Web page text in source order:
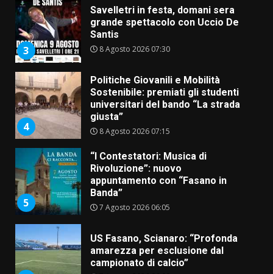
3
Savelletri in festa, domani sera
grande spettacolo con Uccio De
Santis
8 Agosto 2026 07:30
4
Politiche Giovanili e Mobilità
Sostenibile: premiati gli studenti
universitari del bando “La strada
giusta”
8 Agosto 2026 07:15
5
“I Contestatori: Musica di
Rivoluzione”: nuovo
appuntamento con “Fasano in
Banda”
7 Agosto 2026 06:05
US Fasano, Scianaro: “Profonda
amarezza per esclusione dal
campionato di calcio”